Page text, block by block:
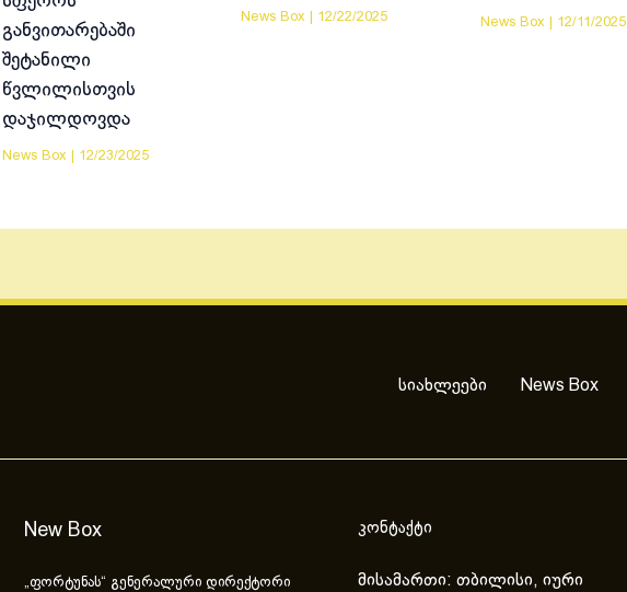
განვითარებაში
შეტანილი
წვლილისთვის
დაჯილდოვდა
News Box 12/23/2025
News Box 12/22/2025 News Box 12/11/2025
სიახლეები News Box
New Box
„ფორტუნას“ გენერალური დირექტორი
კონტაქტი
მისამართი: თბილისი, იური